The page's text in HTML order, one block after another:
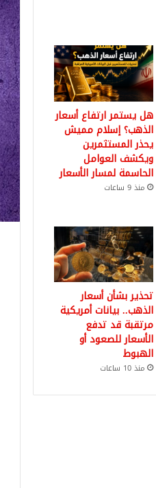
هل يستمر ارتفاع أسعار
الذهب؟ إسلام مميش
يحذر المستثمرين
ويكشف العوامل
الحاسمة لمسار الأسعار
منذ 9 ساعات
تحذير بشأن أسعار
الذهب.. بيانات أمريكية
مرتقبة قد تدفع
الأسعار للصعود أو
الهبوط
منذ 10 ساعات